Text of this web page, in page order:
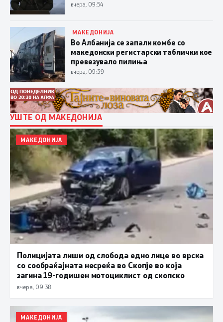
вчера, 09:54
МАКЕДОНИЈА
Во Албанија се запали комбе со
македонски регистарски таблички кое
превезувало пилиња
вчера, 09:39
УШТЕ ОД МАКЕДОНИЈА
МАКЕДОНИЈА
Полицијата лиши од слобода едно лице во врска
со сообраќајната несреќа во Скопје во која
загина 19-годишен мотоциклист од скопско
вчера, 09:38
МАКЕДОНИЈА